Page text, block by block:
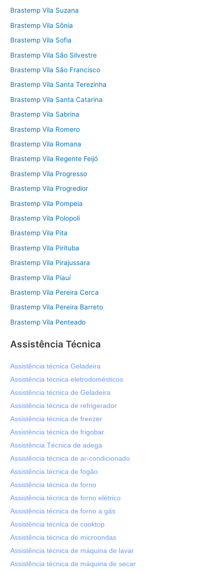
Brastemp Vila Suzana
Brastemp Vila Sônia
Brastemp Vila Sofia
Brastemp Vila São Silvestre
Brastemp Vila São Francisco
Brastemp Vila Santa Terezinha
Brastemp Vila Santa Catarina
Brastemp Vila Sabrina
Brastemp Vila Romero
Brastemp Vila Romana
Brastemp Vila Regente Feijó
Brastemp Vila Progresso
Brastemp Vila Progredior
Brastemp Vila Pompeia
Brastemp Vila Polopoli
Brastemp Vila Pita
Brastemp Vila Pirituba
Brastemp Vila Pirajussara
Brastemp Vila Piauí
Brastemp Vila Pereira Cerca
Brastemp Vila Pereira Barreto
Brastemp Vila Penteado
Assistência Técnica
Assistência técnica Geladeira
Assistência técnica eletrodomésticos
Assistência técnica de Geladeira
Assistência técnica de refrigerador
Assistência técnica de freezer
Assistência técnica de frigobar
Assistência Técnica de adega
Assistência técnica de ar-condicionado
Assistência técnica de fogão
Assistência técnica de forno
Assistência técnica de forno elétrico
Assistência técnica de forno a gás
Assistência técnica de cooktop
Assistência técnica de microondas
Assistência técnica de máquina de lavar
Assistência técnica de máquina de secar